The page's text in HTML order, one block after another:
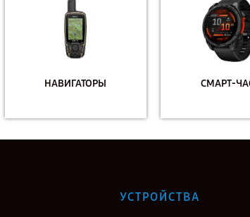
НАВИГАТОРЫ СМАРТ-
УСТРОЙСТВА